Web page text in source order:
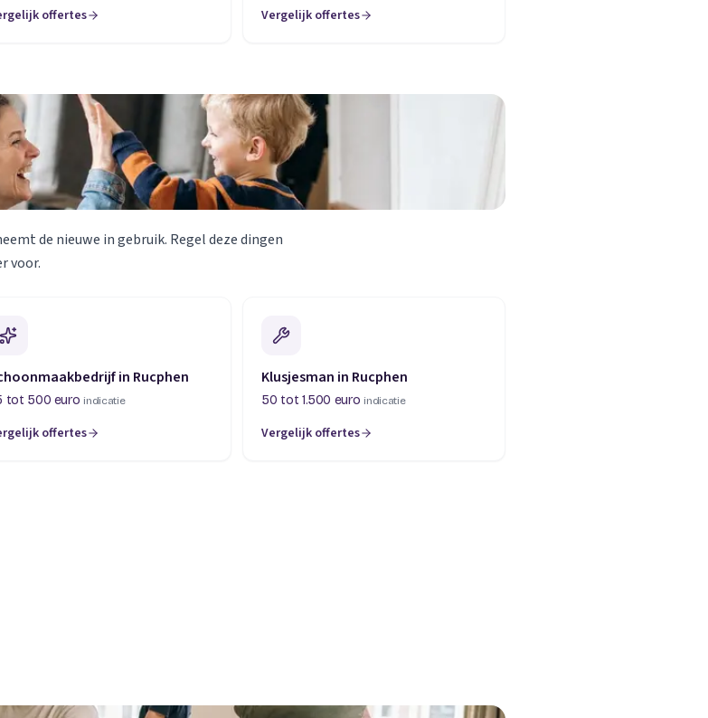
offertes Vergelijk offertes
de nieuwe in gebruik. Regel deze dingen
voor.
in Rucphen
tot 500 euro indicatie
offertes
Klusjesman in Rucphen
50 tot 1.500 euro indicatie
Vergelijk offertes